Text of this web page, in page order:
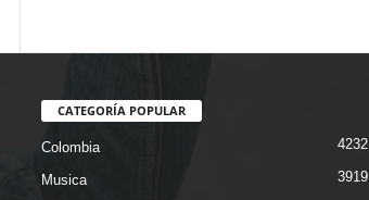
CATEGORÍA POPULAR
Colombia 4232
Musica 3919